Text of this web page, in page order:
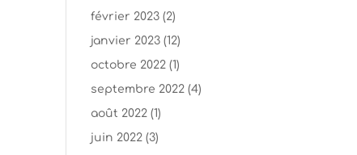
février 2023 (2)
janvier 2023 (12)
octobre 2022 (1)
septembre 2022 (4)
août 2022 (1)
juin 2022 (3)